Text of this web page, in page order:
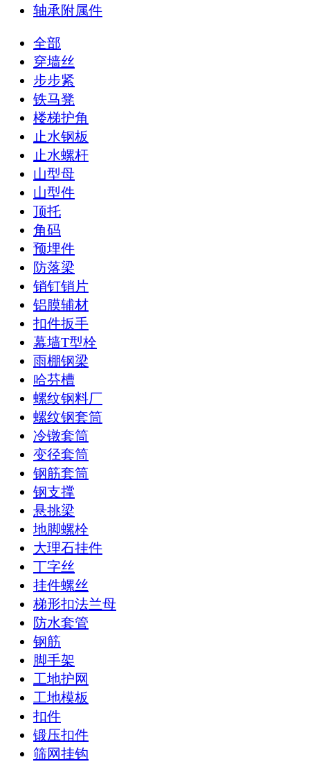
轴承附属件
全部
穿墙丝
步步紧
铁马凳
楼梯护角
止水钢板
止水螺杆
山型母
山型件
顶托
角码
预埋件
防落梁
销钉销片
铝膜辅材
扣件扳手
幕墙T型栓
雨棚钢梁
哈芬槽
螺纹钢料厂
螺纹钢套筒
冷镦套筒
变径套筒
钢筋套筒
钢支撑
悬挑梁
地脚螺栓
大理石挂件
丁字丝
挂件螺丝
梯形扣法兰母
防水套管
钢筋
脚手架
工地护网
工地模板
扣件
锻压扣件
筛网挂钩